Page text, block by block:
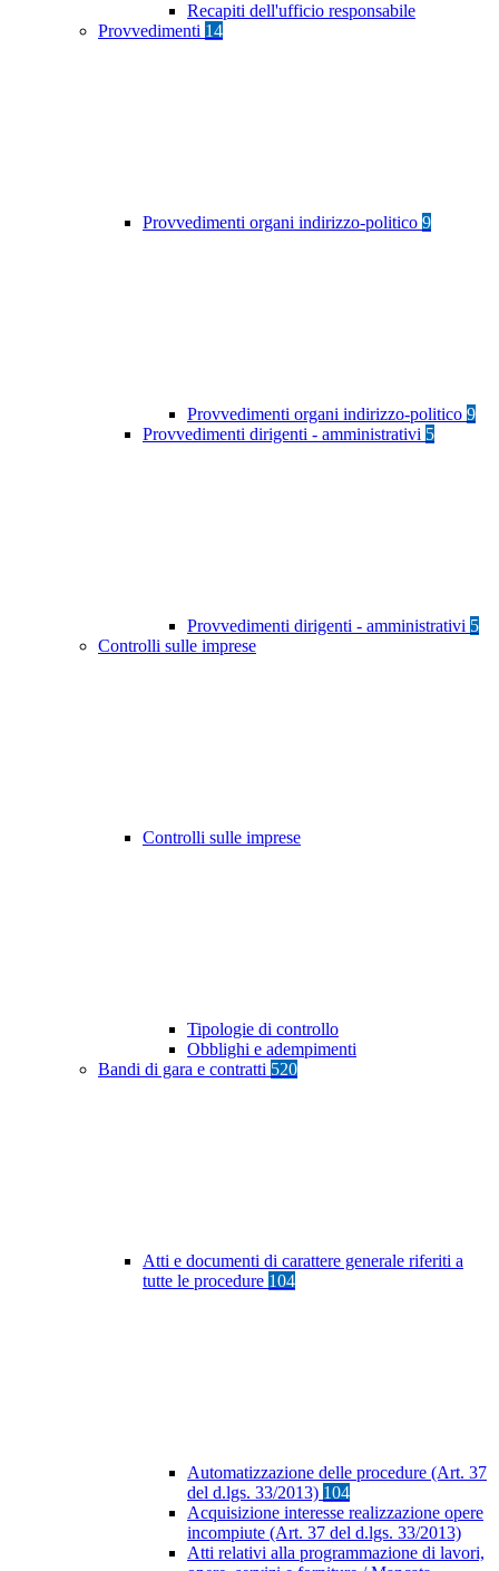
Recapiti dell'ufficio responsabile
Provvedimenti 14
Provvedimenti organi indirizzo-politico 9
Provvedimenti organi indirizzo-politico 9
Provvedimenti dirigenti - amministrativi 5
Provvedimenti dirigenti - amministrativi 5
Controlli sulle imprese
Controlli sulle imprese
Tipologie di controllo
Obblighi e adempimenti
Bandi di gara e contratti 520
Atti e documenti di carattere generale riferiti a
tutte le procedure 104
Automatizzazione delle procedure (Art. 37
del d.lgs. 33/2013) 104
Acquisizione interesse realizzazione opere
incompiute (Art. 37 del d.lgs. 33/2013)
Atti relativi alla programmazione di lavori,